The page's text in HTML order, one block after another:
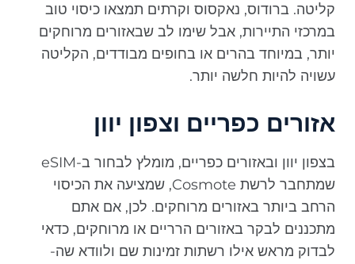
קליטה. ברודוס, נאקסוס וקרתים תמצאו כיסוי טוב
במרכזי התיירות, אבל שימו לב שבאזורים מרוחקים
יותר, במיוחד בהרים או בחופים מבודדים, הקליטה
עשויה להיות חלשה יותר.
אזורים כפריים וצפון יוון
בצפון יוון ובאזורים כפריים, מומלץ לבחור ב-eSIM
שמתחבר לרשת Cosmote, שמציעה את הכיסוי
הרחב ביותר באזורים מרוחקים. לכן, אם אתם
מתכננים לבקר באזורים הרריים או מרוחקים, כדאי
לבדוק מראש אילו רשתות זמינות שם ולוודא שה-